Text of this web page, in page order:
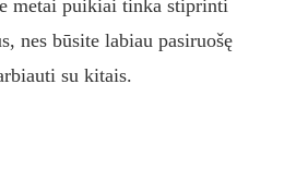
metai puikiai tinka stiprinti
nes būsite labiau pasiruošę
su kitais.